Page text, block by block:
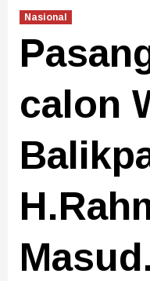
Nasional
calon